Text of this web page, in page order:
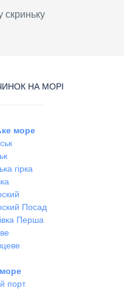
НА МОРІ
море
гірка
Посад
Перша
порт